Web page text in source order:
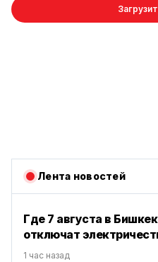
Лента новостей
Где 7 августа в
отключат
1 час назад